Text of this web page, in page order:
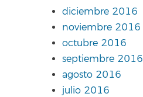
diciembre 2016
noviembre 2016
octubre 2016
septiembre 2016
agosto 2016
julio 2016